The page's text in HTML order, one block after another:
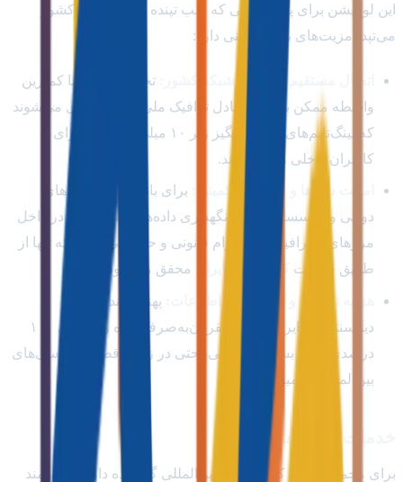
این لوکیشن برای پلتفرم‌هایی که قلب تپنده آنها در داخل کشور
می‌تپد، مزیت‌های بی‌جایگزینی دارد:
اتصال مستقیم به هسته شبکه کشور:
تجهیزات شما با کمترین
واسطه ممکن به نقاط تبادل ترافیک ملی (IXP) متصل می‌شوند
که پینگ‌تایم‌های شگفت‌انگیز زیر ۱۰ میلی‌ثانیه‌ای را برای
کاربران داخلی رقم می‌زند.
امنیت داده‌ها و قوانین حاکمیتی:
برای بانک‌ها، سازمان‌های
دولتی و موسسات مالی، نگهداری داده‌های شهروندان در داخل
مرزهای جغرافیایی یک الزام قانونی و حاکمیتی است که تنها از
طریق خدمات
کولوکیشن ایران محقق می‌شود.
هزینه ترافیک و شبکه ملی اطلاعات:
پهنای باند داخلی
دیتاسنترهای ایران بسیار مقرون‌به‌صرفه بوده و پایداری ۱۰۰
درصدی را در بسترهای بومی، حتی در زمان قطع دسترسی‌های
بین‌المللی تضمین می‌کند.
خدمات کولوکیشن خارج
برای مجموعه‌هایی که تعاملات بین‌المللی گسترده دارند یا نیازمند